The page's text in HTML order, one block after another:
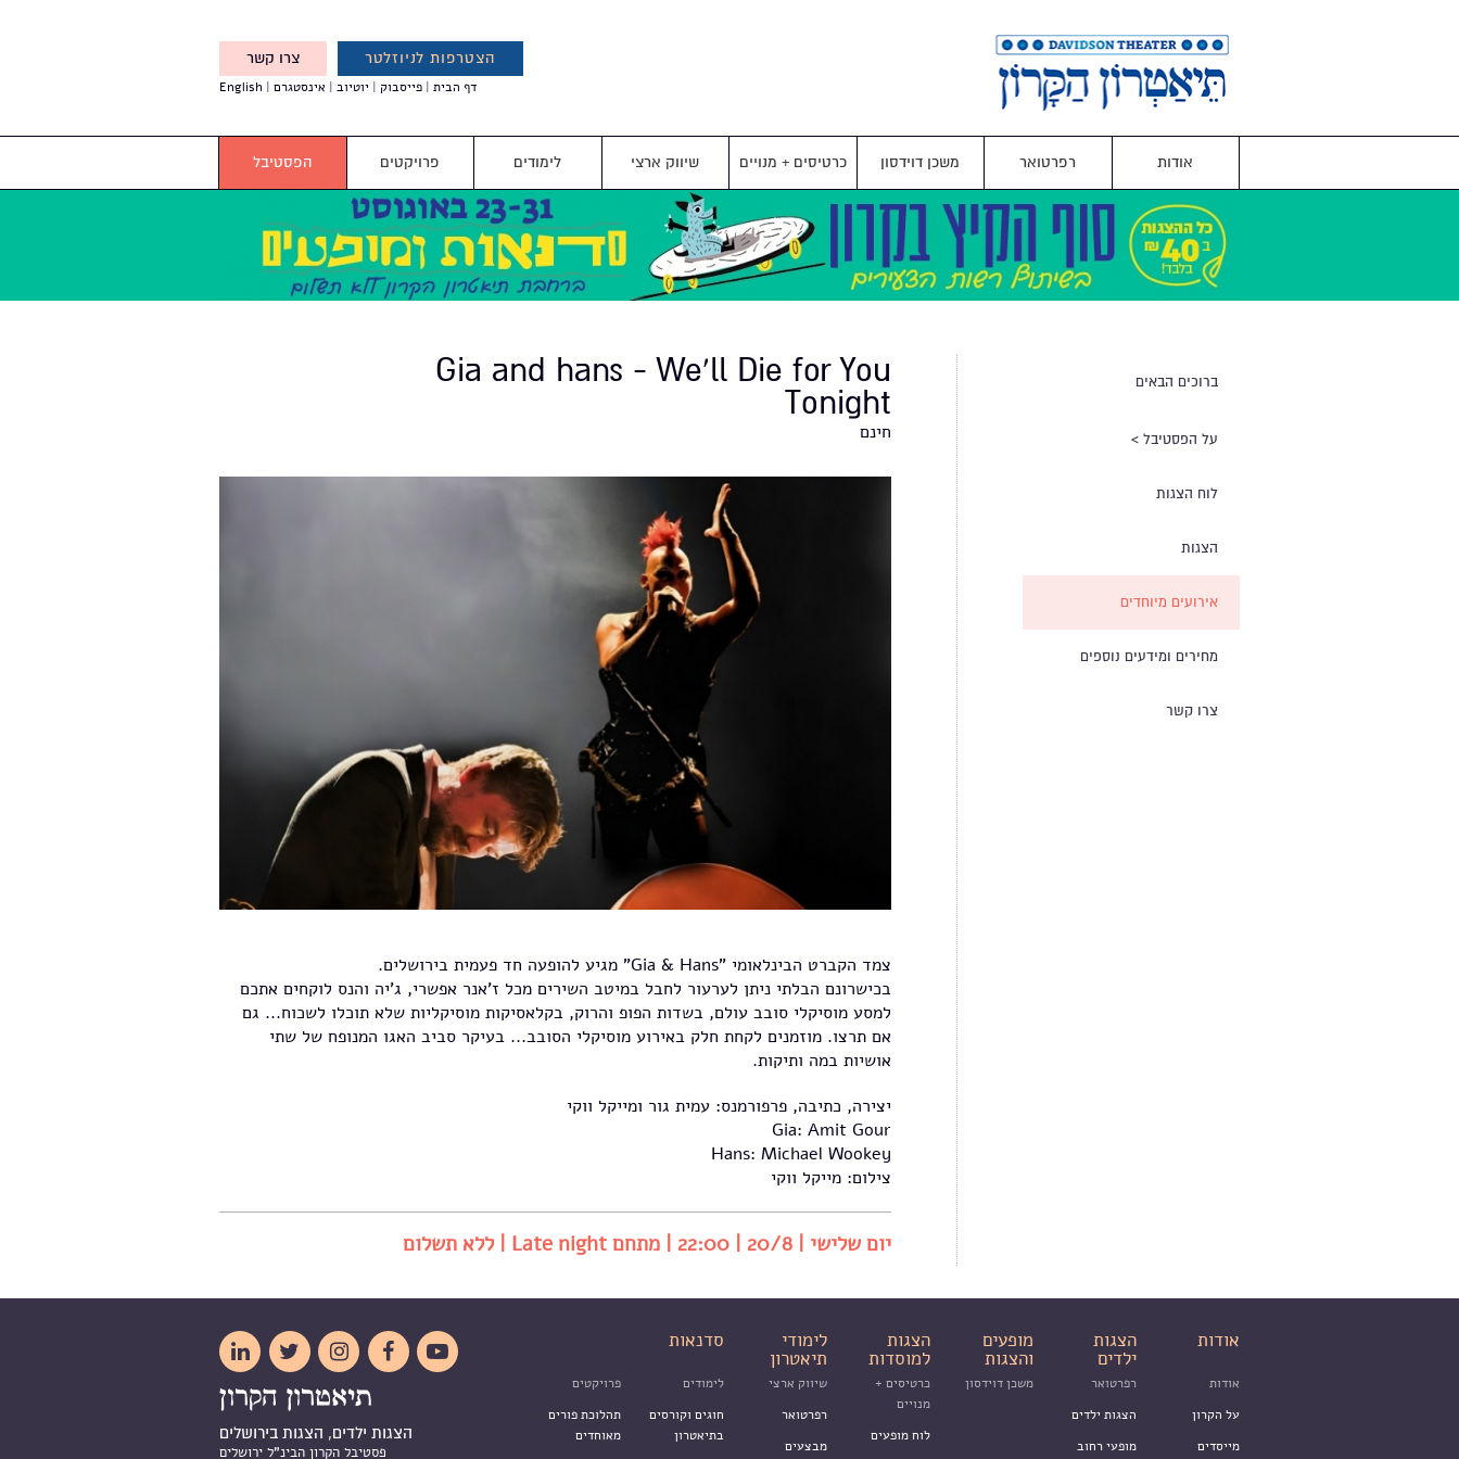
הצטרפות לניוזלטר צרו קשר
והטבות מיוחדות עבורך
דף הבית פייסבוק יוטיוב אינסטגרם English
אודות רפרטואר משכן דוידסון כרטיסים + מנויים שיווק ארצי לימודים פרויקטים הפסטיבל
ברוכים הבאים
על הפסטיבל
לוח הצגות
הצגות
אירועים מיוחדים
מחירים ומידעים נוספים
צרו קשר
Gia and hans - We'll Die for You
Tonight
חינם
צמד הקברט הבינלאומי "Gia & Hans" מגיע להופעה חד פעמית בירושלים.
בכישרונם הבלתי ניתן לערעור לחבל במיטב השירים מכל ז'אנר אפשרי, ג'יה והנס לוקחים אתכם
למסע מוסיקלי סובב עולם, בשדות הפופ והרוק, בקלאסיקות מוסיקליות שלא תוכלו לשכוח... גם
אם תרצו. מוזמנים לקחת חלק באירוע מוסיקלי הסובב... בעיקר סביב האגו המנופח של שתי
אושיות במה ותיקות.
יצירה, כתיבה, פרפורמנס: עמית גור ומייקל ווקי
Gia: Amit Gour
Hans: Michael Wookey
צילום: מייקל ווקי
יום שלישי | 20/8 | 22:00 | מתחם Late night | ללא תשלום
אודות הצגות
ילדים
מופעים
והצגות
הצגות
למוסדות
לימודי
תיאטרון
סדנאות
אודות
על הקרון
מייסדים
רפרטואר
הצגות ילדים
מופעי רחוב
משכן דוידסון
כרטיסים +
מנויים
לוח מופעים
שיווק ארצי
רפרטואר
מבצעים
לימודים
חוגים וקורסים
בתיאטרון
פרויקטים
תהלוכת פורים
מאוחדים





הצגות ילדים, הצגות בירושלים
פסטיבל הקרון הבינ"ל ירושלים